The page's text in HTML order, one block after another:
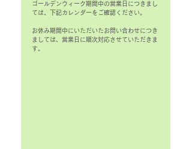
ゴールデンウィーク期間中の営業日につきまし
ては、下記カレンダーをご確認ください。
お休み期間中にいただいたお問い合わせにつき
ましては、営業日に順次対応させていただきま
す。